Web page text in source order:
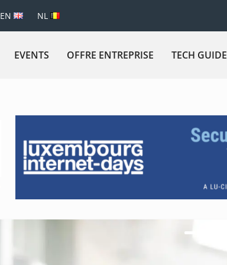
EN NL
EVENTS OFFRE ENTREPRISE TECH GUIDE